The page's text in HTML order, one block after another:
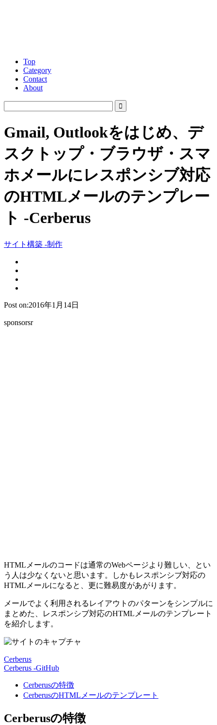
Top
Category
Contact
About
Gmail, Outlookをはじめ、デ
スクトップ・ブラウザ・スマ
ホメールにレスポンシブ対応
のHTMLメールのテンプレー
ト -Cerberus
サイト構築 -制作
Post on:2016年1月14日
sponsorsr
HTMLメールのコードは通常のWebページより難しい、とい
う人は少なくないと思います。しかもレスポンシブ対応の
HTMLメールになると、更に難易度があがります。
メールでよく利用されるレイアウトのパターンをシンプルに
まとめた、レスポンシブ対応のHTMLメールのテンプレート
を紹介します。
Cerberus
Cerberus -GitHub
Cerberusの特徴
CerberusのHTMLメールのテンプレート
Cerberusの特徴